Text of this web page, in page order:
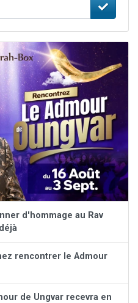
d'hommage au Rav
rencontrer le Admour
de Ungvar recevra en